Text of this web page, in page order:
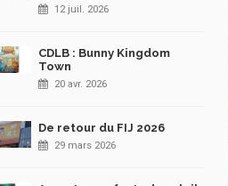
12 juil. 2026
CDLB : Bunny Kingdom
Town
20 avr. 2026
De retour du FIJ 2026
29 mars 2026